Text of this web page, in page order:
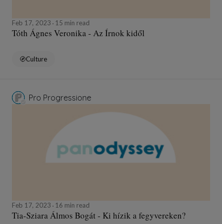
Feb 17, 2023 15 min read
Tóth Ágnes Veronika - Az Írnok kidől
Culture
Pro Progressione
Feb 17, 2023 16 min read
Tia-Sziara Álmos Bogát - Ki hízik a fegyvereken?